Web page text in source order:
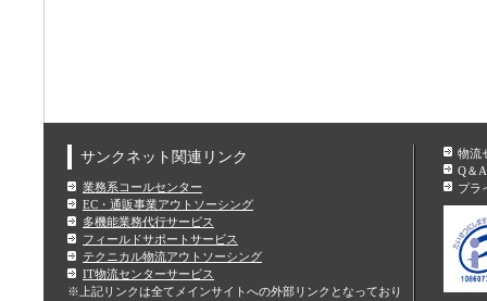
サンクネット関連リンク
業務系コールセンター
EC・通販事業アウトソーシング
多機能業務代行サービス
フィールドサポートサービス
テクニカル物流アウトソーシング
IT物流センターサービス
※上記リンクは全てメインサイトへの外部リンクとなっており
物流
Q＆A
プラ